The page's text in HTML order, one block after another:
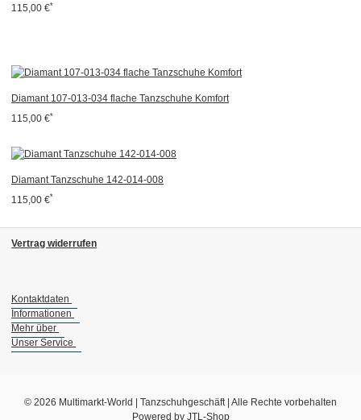
115,00 €*
Diamant 107-013-034 flache Tanzschuhe Komfort
115,00 €*
Diamant Tanzschuhe 142-014-008
115,00 €*
Vertrag widerrufen
Kontaktdaten
Informationen
Mehr über
Unser Service
© 2026 Multimarkt-World | Tanzschuhgeschäft | Alle Rechte vorbehalten
Powered by JTL-Shop